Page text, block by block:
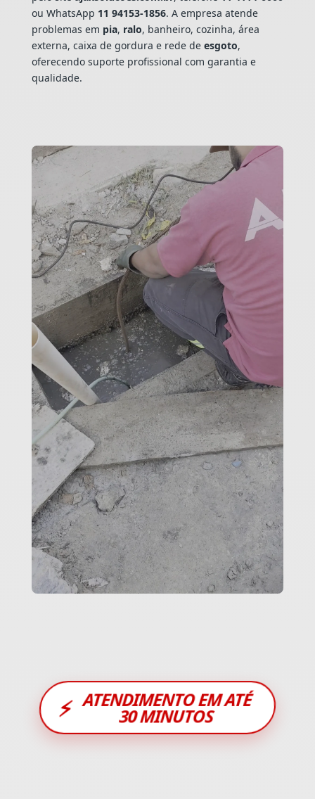
ou WhatsApp 11 94153-1856. A empresa atende
problemas em pia, ralo, banheiro, cozinha, área
externa, caixa de gordura e rede de esgoto,
oferecendo suporte profissional com garantia e
qualidade.
⚡ ATENDIMENTO EM ATÉ
30 MINUTOS